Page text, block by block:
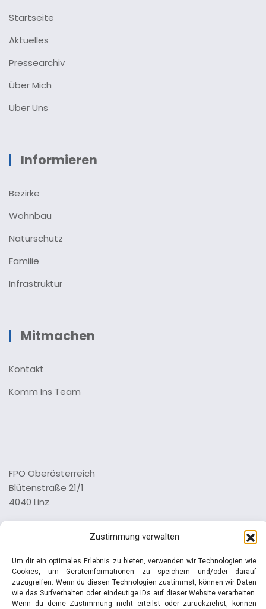
Zustimmung verwalten
Um dir ein optimales Erlebnis zu bieten, verwenden wir Technologien wie
Cookies, um Geräteinformationen zu speichern und/oder darauf
zuzugreifen. Wenn du diesen Technologien zustimmst, können wir Daten
wie das Surfverhalten oder eindeutige IDs auf dieser Website verarbeiten.
Wenn du deine Zustimmung nicht erteilst oder zurückziehst, können
Startseite
Aktuelles
Pressearchiv
Über Mich
Über Uns
Informieren
Bezirke
Wohnbau
Naturschutz
Familie
Infrastruktur
Mitmachen
Kontakt
Komm Ins Team
FPÖ Oberösterreich
Blütenstraße 21/1
4040 Linz
Datenschutz